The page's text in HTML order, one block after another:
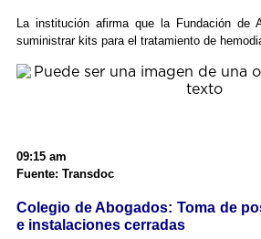
La institución afirma que la Fundación de
suministrar kits para el tratamiento de
09:15 am
Fuente: Transdoc
Colegio de Abogados: Toma de
e instalaciones cerradas